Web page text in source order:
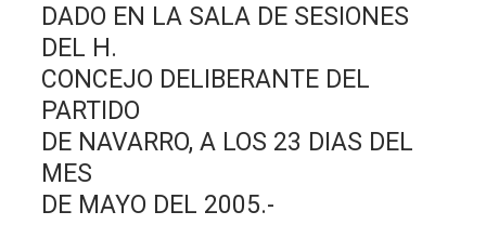
DADO EN LA SALA DE SESIONES
DEL H.
CONCEJO DELIBERANTE DEL
PARTIDO
DE NAVARRO, A LOS 23 DIAS DEL
MES
DE MAYO DEL 2005.-